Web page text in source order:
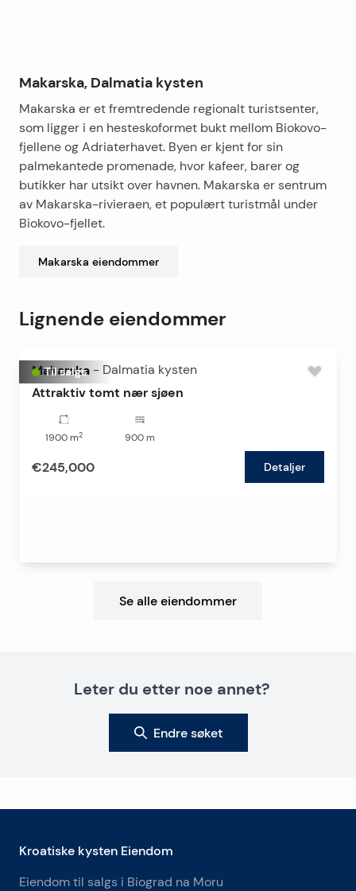
Makarska, Dalmatia kysten
Makarska er et fremtredende regionalt turistsenter,
som ligger i en hesteskoformet bukt mellom Biokovo-
fjellene og Adriaterhavet. Byen er kjent for sin
palmekantede promenade, hvor kafeer, barer og
butikker har utsikt over havnen. Makarska er sentrum
av Makarska-rivieraen, et populært turistmål under
Biokovo-fjellet.
Makarska eiendommer
Lignende eiendommer
Til salgs
Makarska - Dalmatia kysten
Attraktiv tomt nær sjøen
1900m2 900 m
€245,000 Detaljer
Se alle eiendommer
Leter du etter noe annet?
Endre søket
Kroatiske kysten Eiendom
Eiendom til salgs i Biograd na Moru